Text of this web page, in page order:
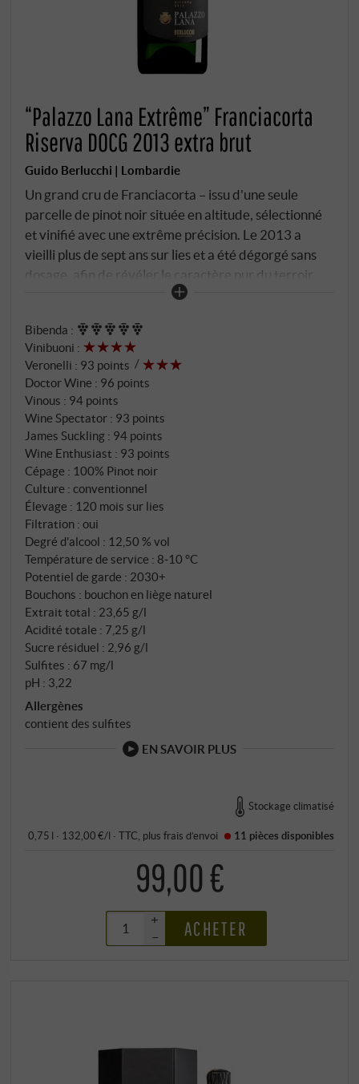
“Palazzo Lana Extrême” Franciacorta
Riserva DOCG 2013 extra brut
Guido Berlucchi | Lombardie
Un grand cru de Franciacorta – issu d'une seule
parcelle de pinot noir située en altitude, sélectionné
et vinifié avec une extrême précision. Le 2013 a
vieilli plus de sept ans sur lies et a été dégorgé sans
dosage, afin de révéler le caractère pur du terroir
sans aucune altération. Dans le verre, il brille d'un or
ultrafin et persistant. Le nez est profond et riche en
facettes : abricot mûr, écorce d'orange confite,
églantier, fines notes briochées, noisette et un
soupçon de fumée. La bouche est puissante et
concentrée, portée par une acidité ferme et limpide
et une texture soyeuse. Le fruit reste subtil, tandis
que la minéralité salée et les fines notes grillées
créent une grande tension interne. La finale est
longue, fraîche et complexe, avec des réminiscences
d'herbes séchées et de zeste d'agrumes. Un
Franciacorta d'une profondeur et d'une noblesse
rares – sans compromis, clair et d'une
impressionnante longévité. SUPERIORE.DE
Bibenda :
Vinibuoni :
Veronelli : 93 points
Doctor Wine : 96 points
Vinous : 94 points
Wine Spectator : 93 points
James Suckling : 94 points
Wine Enthusiast : 93 points
Cépage : 100% Pinot noir
Culture : conventionnel
Élevage : 120 mois sur lies
Filtration : oui
Degré d'alcool : 12,50 % vol
Température de service : 8‑10 °C
Potentiel de garde : 2030+
Bouchons : bouchon en liège naturel
Extrait total : 23,65 g/l
Acidité totale : 7,25 g/l
Sucre résiduel : 2,96 g/l
Sulfites : 67 mg/l
pH : 3,22
Allergènes
contient des sulfites
EN SAVOIR PLUS
Stockage climatisé
0,75 l · 132,00 €/l ·TTC , plusfrais d’envoi 11 pièces disponibles
99,00 €
+
–
ACHETER